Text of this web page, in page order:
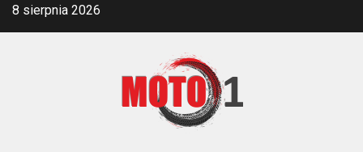
Skip8 sierpnia 2026